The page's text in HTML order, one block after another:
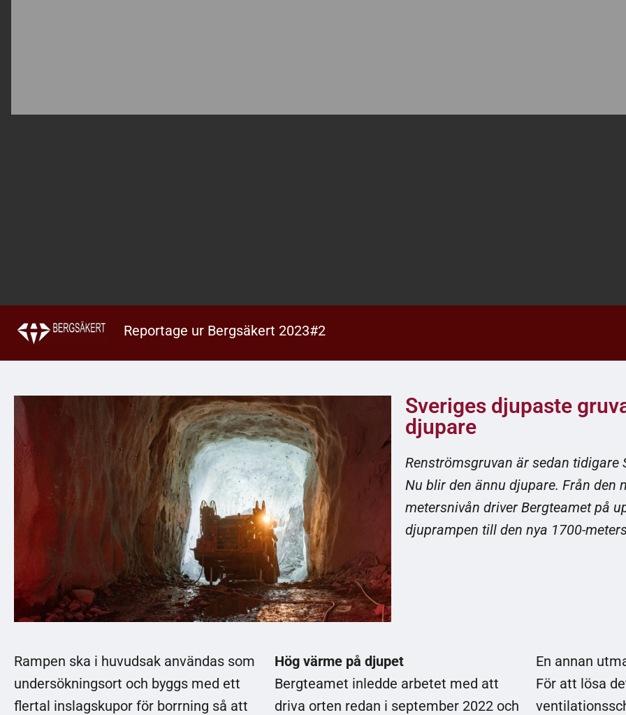
Reportage ur Bergsäkert 2023#2
Sveriges djupaste
djupare
Renströmsgruvan är sedan tidigare
Nu blir den ännu djupare. Från den
metersnivån driver Bergteamet på
djuprampen till den nya 1700-
Rampen ska i huvudsak användas som
undersökningsort och byggs med ett
flertal inslagskupor för borrning så att
Hög värme på djupet
Bergteamet inledde arbetet med att
driva orten redan i september 2022 och
En annan
För att lösa